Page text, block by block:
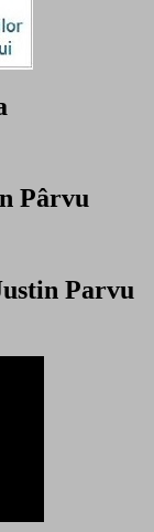
Pârvu
Parvu